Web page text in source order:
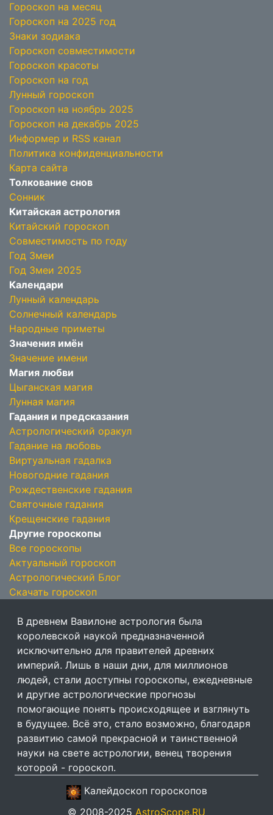
Гороскоп на месяц
Гороскоп на 2025 год
Знаки зодиака
Гороскоп совместимости
Гороскоп красоты
Гороскоп на год
Лунный гороскоп
Гороскоп на ноябрь 2025
Гороскоп на декабрь 2025
Информер и RSS канал
Политика конфиденциальности
Карта сайта
Толкование снов
Сонник
Китайская астрология
Китайский гороскоп
Совместимость по году
Год Змеи
Год Змеи 2025
Календари
Лунный календарь
Солнечный календарь
Народные приметы
Значения имён
Значение имени
Магия любви
Цыганская магия
Лунная магия
Гадания и предсказания
Астрологический оракул
Гадание на любовь
Виртуальная гадалка
Новогодние гадания
Рождественские гадания
Святочные гадания
Крещенские гадания
Другие гороскопы
Все гороскопы
Актуальный гороскоп
Астрологический Блог
Скачать гороскоп
В древнем Вавилоне астрология была
королевской наукой предназначенной
исключительно для правителей древних
империй. Лишь в наши дни, для миллионов
людей, стали доступны гороскопы, ежедневные
и другие астрологические прогнозы
помогающие понять происходящее и взглянуть
в будущее. Всё это, стало возможно, благодаря
развитию самой прекрасной и таинственной
науки на свете астрологии, венец творения
которой - гороскоп.
Калейдоскоп гороскопов
© 2008-2025 AstroScope.RU